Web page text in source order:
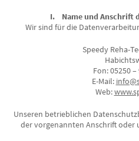
I. Name und Anschrift
Wir sind für die
Speedy Reha-
Fon: 05250 –
E-Mail:
Web:
Unseren betrieblichen
der vorgenannten Anschrift oder